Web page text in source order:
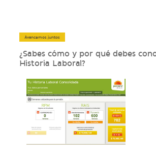
Avancemos juntos
¿Sabes cómo y por qué debes
Historia Laboral?